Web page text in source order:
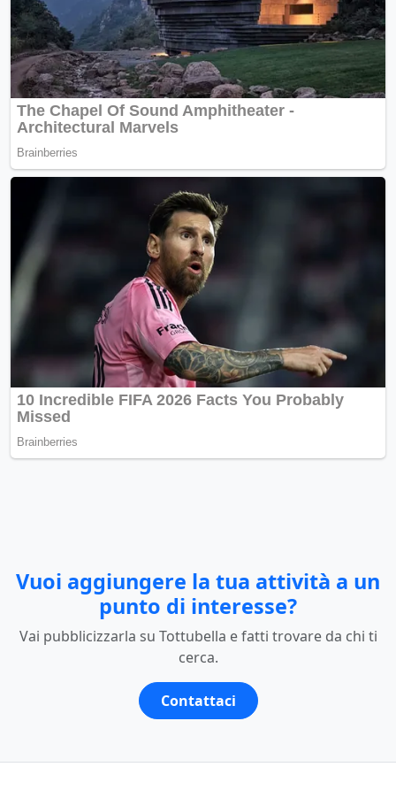
Vuoi aggiungere la tua attività a un
punto di interesse?
Vai pubblicizzarla su Tottubella e fatti trovare da chi ti
cerca.
Contattaci